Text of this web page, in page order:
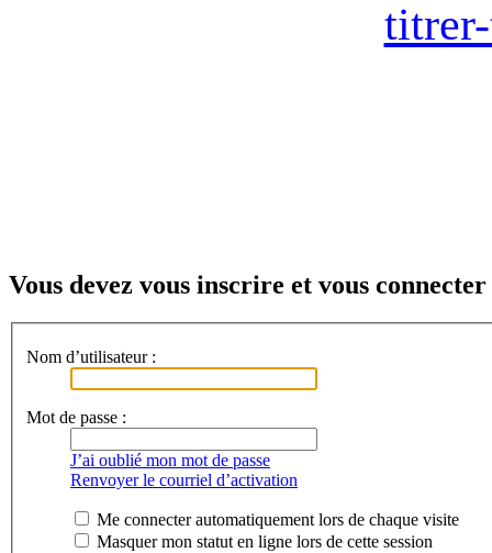
Vous devez vous inscrire et vous
Nom d’utilisateur :
Mot de passe :
J’ai oublié mon mot de passe
Renvoyer le courriel d’activation
Me connecter automatiquement lors de chaque visite
Masquer mon statut en ligne lors de cette session